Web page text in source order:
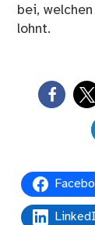
bei,
lohnt.